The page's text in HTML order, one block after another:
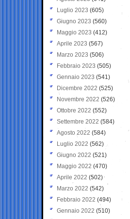
Luglio 2023 (605)
Giugno 2023 (560)
Maggio 2023 (412)
Aprile 2023 (567)
Marzo 2023 (506)
Febbraio 2023 (505)
Gennaio 2023 (541)
Dicembre 2022 (525)
Novembre 2022 (526)
Ottobre 2022 (552)
Settembre 2022 (584)
Agosto 2022 (584)
Luglio 2022 (562)
Giugno 2022 (521)
Maggio 2022 (470)
Aprile 2022 (502)
Marzo 2022 (542)
Febbraio 2022 (494)
Gennaio 2022 (510)